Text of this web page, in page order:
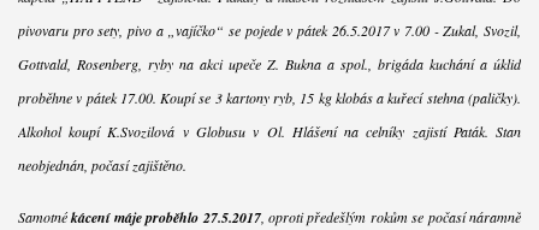
pivovaru pro sety, pivo a „vajíčko“ se pojede v pátek 26.5.2017 v 7.00 - Zukal, Svozil,
Gottvald, Rosenberg, ryby na akci upeče Z. Bukna a spol., brigáda kuchání a úklid
proběhne v pátek 17.00. Koupí se 3 kartony ryb, 15 kg klobás a kuřecí stehna (paličky).
Alkohol koupí K.Svozilová v Globusu v Ol. Hlášení na celníky zajistí Paták. Stan
neobjednán, počasí zajištěno.
Samotnékácení máje proběhlo 27.5.2017, oproti předešlým rokům se počasí náramně